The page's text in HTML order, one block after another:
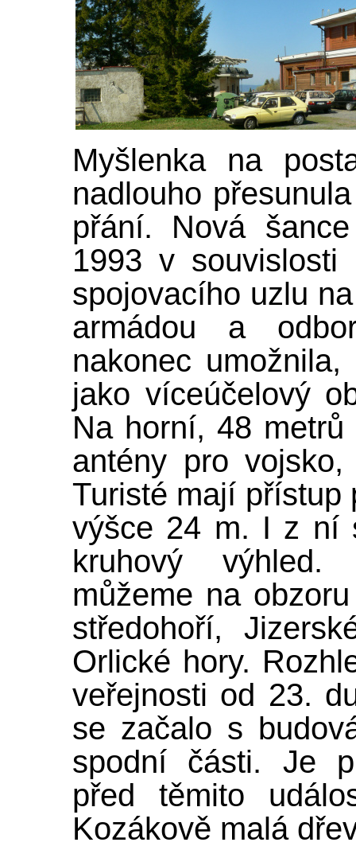
Myšlenka na
nadlouho
přání. Nová
1993 v souvislosti
spojovacího uzlu
armádou a
nakonec
jako víceúčelový
Na horní, 48
antény pro
Turisté mají přístup
výšce 24 m. I z ní
kruhový
můžeme na
středohoří,
Orlické hory.
veřejnosti od 23.
se začalo s
spodní části. Je
před těmito
Kozákově malá